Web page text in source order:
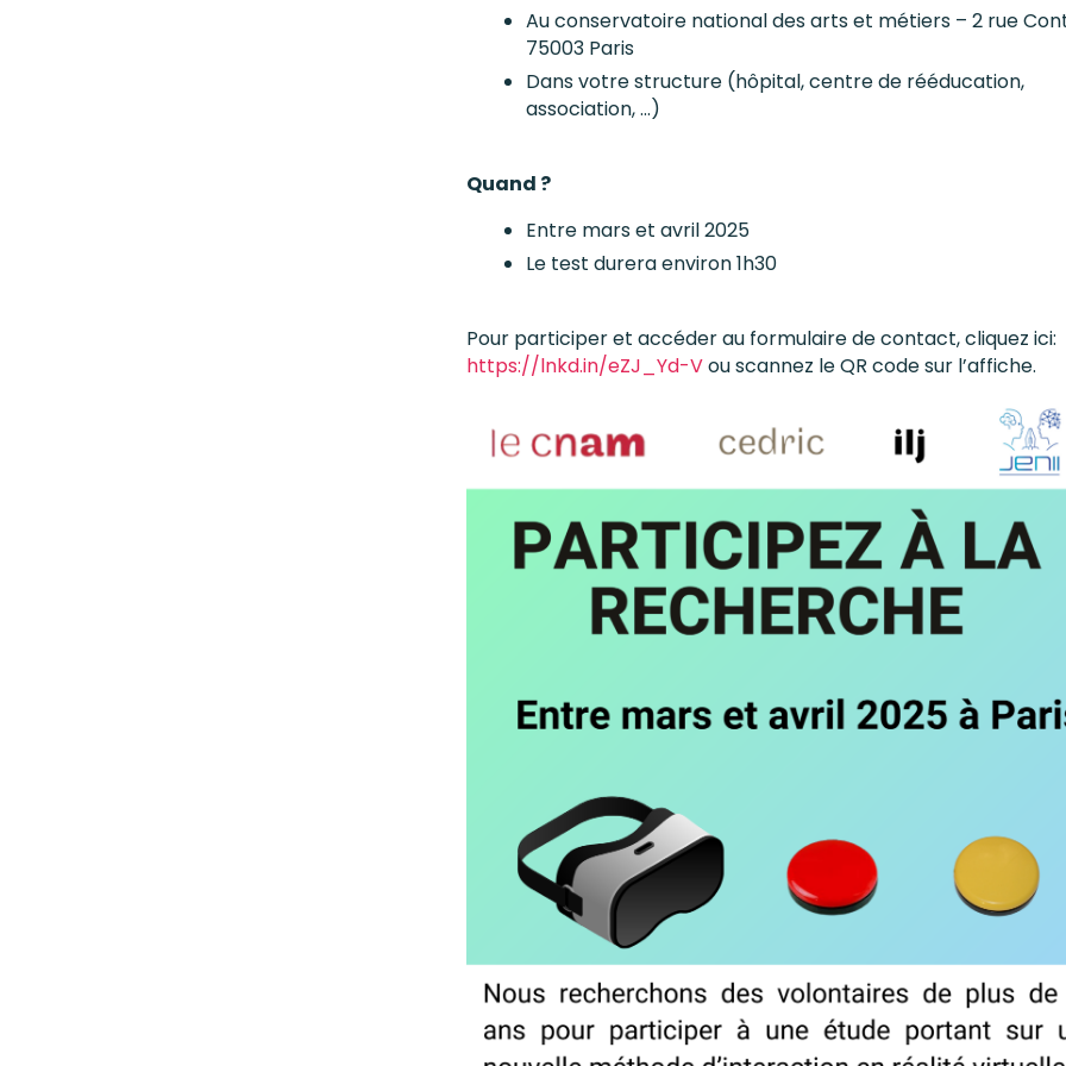
Au conservatoire national des arts et métiers – 2 rue
75003 Paris
Dans votre structure (hôpital, centre de rééducation,
association, …)
Quand ?
Entre mars et avril 2025
Le test durera environ 1h30
Pour participer et accéder au formulaire de contact, cliquez ici:
https://lnkd.in/eZJ_Yd-Vou scannez le QR code sur